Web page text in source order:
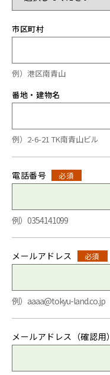
市区町村
例）港区南青山
番地・建物名
例）2-6-21 TK南青山ビル
電話番号 必須
例）0354141099
メールアドレス 必須
例）aaaa@tokyu-land.co.jp
メールアドレス（確認用）